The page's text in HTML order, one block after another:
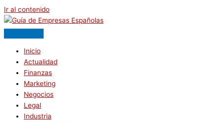
Ir al contenido
Inicio
Actualidad
Finanzas
Marketing
Negocios
Legal
Industria